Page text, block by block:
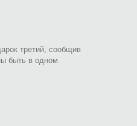
третий, сообщив
быть в одном